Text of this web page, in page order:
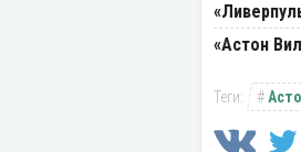
«Астон